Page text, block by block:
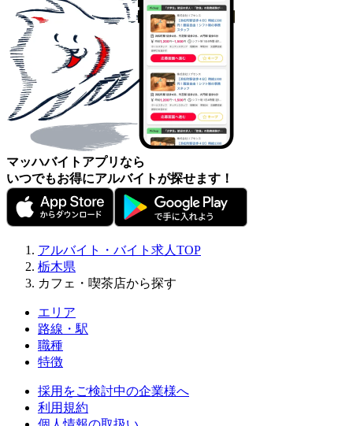
マッハバイトアプリなら
いつでもお得にアルバイトが探せます！
アルバイト・バイト求人TOP
栃木県
カフェ・喫茶店から探す
エリア
路線・駅
職種
特徴
採用をご検討中の企業様へ
利用規約